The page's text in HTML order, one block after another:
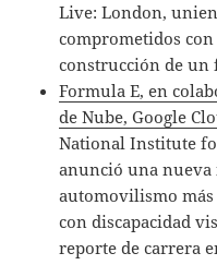
Live: London,
comprometidos
construcción de
Formula E, en
de Nube, Google
National Institute
anunció una
automovilismo más
con discapacidad
reporte de carrera